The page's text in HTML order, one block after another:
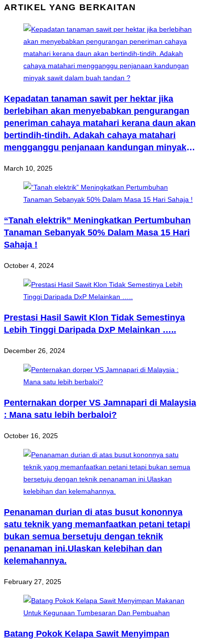
ARTIKEL YANG BERKAITAN
Kepadatan tanaman sawit per hektar jika
berlebihan akan menyebabkan pengurangan
peneriman cahaya matahari kerana daun akan
bertindih-tindih. Adakah cahaya matahari
mengganggu penjanaan kandungan minyak
March 10, 2025
“Tanah elektrik” Meningkatkan Pertumbuhan
Tanaman Sebanyak 50% Dalam Masa 15 Hari
Sahaja !
October 4, 2024
Prestasi Hasil Sawit Klon Tidak Semestinya
Lebih Tinggi Daripada DxP Melainkan …..
December 26, 2024
Penternakan dorper VS Jamnapari di Malaysia
: Mana satu lebih berbaloi?
October 16, 2025
Penanaman durian di atas busut kononnya
satu teknik yang memanfaatkan petani tetapi
bukan semua bersetuju dengan teknik
penanaman ini.Ulaskan kelebihan dan
kelemahannya.
February 27, 2025
Batang Pokok Kelapa Sawit Menyimpan